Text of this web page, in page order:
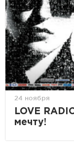
24 ноября
LOVE
мечту!